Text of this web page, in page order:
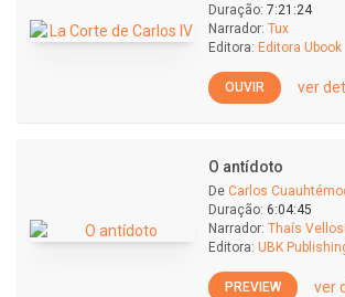
Duração: 7:21:24
Narrador: Tux
Editora: Editora Ubook
OUVIR ver
O antídoto
De Carlos
Duração: 6:04:45
Narrador: Thaís
Editora: UBK
PREVIEW ver